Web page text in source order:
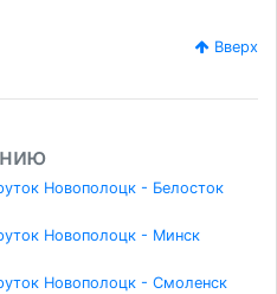
Вверх
Новополоцк - Белосток
Новополоцк - Минск
Новополоцк - Смоленск